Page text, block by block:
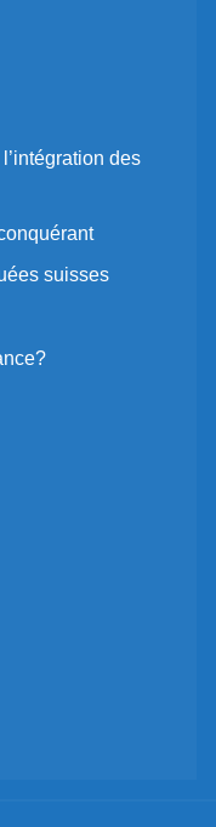
des
suisses